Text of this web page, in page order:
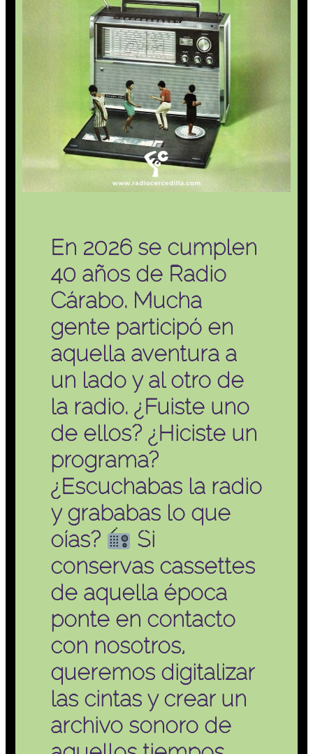
En 2026 se cumplen
40 años de Radio
Cárabo. Mucha
gente participó en
aquella aventura a
un lado y al otro de
la radio. ¿Fuiste uno
de ellos? ¿Hiciste un
programa?
¿Escuchabas la radio
y grababas lo que
oías?
Si
conservas cassettes
de aquella época
ponte en contacto
con nosotros,
queremos digitalizar
las cintas y crear un
archivo sonoro de